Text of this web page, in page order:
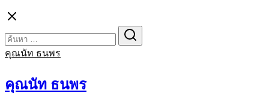
for:
คุณนัท ธนพร
คุณนัท ธนพร